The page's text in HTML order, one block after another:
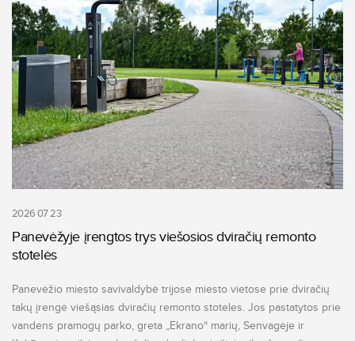
2026 07 23
Panevėžyje įrengtos trys viešosios dviračių remonto
stotelės
Panevėžio miesto savivaldybė trijose miesto vietose prie dviračių
takų įrengė viešąsias dviračių remonto stoteles. Jos pastatytos prie
vandens pramogų parko, greta „Ekrano“ marių, Senvagėje ir